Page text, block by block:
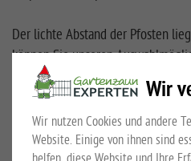
Der lichte Abstand der Pfosten
können Sie unseren
auswählen. Die Pfosten besitzen
sind im Lieferumfang inklusive.
mittelschwere Universaltor inkl.
Schrauben.
Wir
Wir nutzen Cookies und andere
Website. Einige von ihnen sind